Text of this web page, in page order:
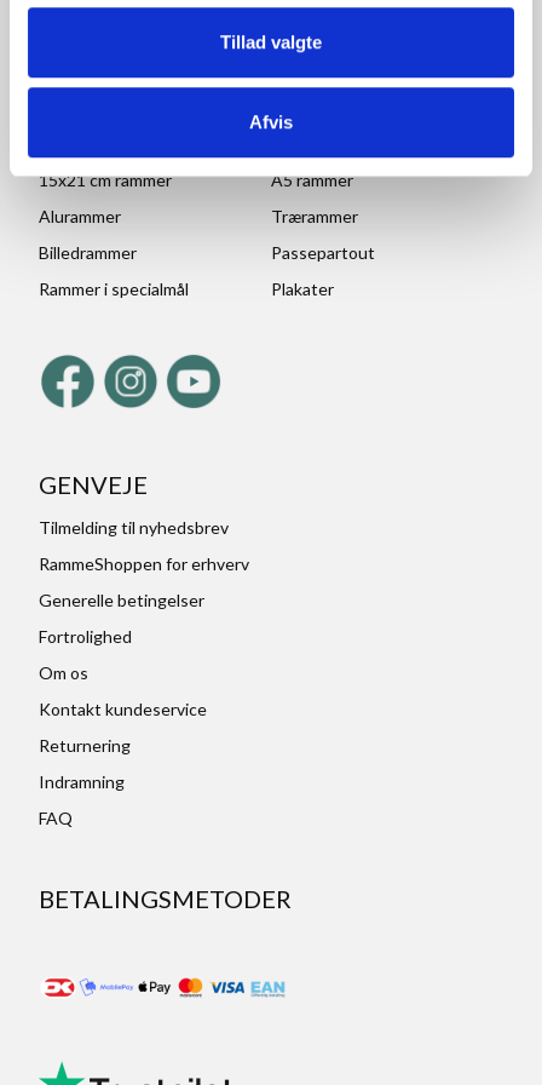
Tillad valgte
Afvis
A1 rammer
15x21 cm rammer
A5 rammer
Alurammer
Trærammer
Billedrammer
Passepartout
Rammer i specialmål
Plakater
GENVEJE
Tilmelding til nyhedsbrev
RammeShoppen for erhverv
Generelle betingelser
Fortrolighed
Om os
Kontakt kundeservice
Returnering
Indramning
FAQ
BETALINGSMETODER